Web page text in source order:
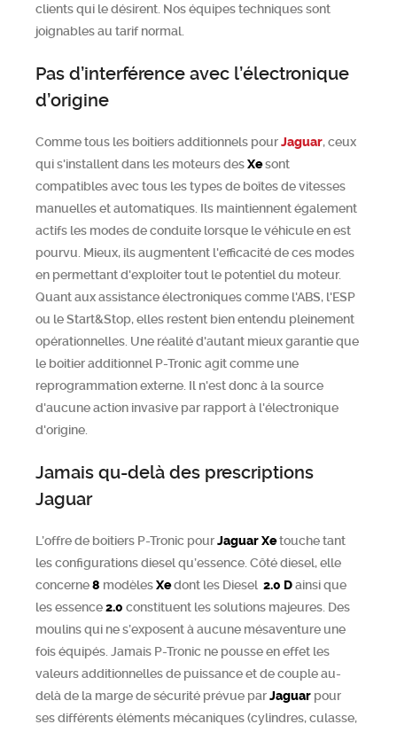
clients qui le désirent. Nos équipes techniques sont
joignables au tarif normal.
Pas d’interférence avec l’électronique
d’origine
Comme tous les boitiers additionnels pourJaguar, ceux
qui s'installent dans les moteurs desXesont
compatibles avec tous les types de boîtes de vitesses
manuelles et automatiques. Ils maintiennent également
actifs les modes de conduite lorsque le véhicule en est
pourvu. Mieux, ils augmentent l'efficacité de ces modes
en permettant d'exploiter tout le potentiel du moteur.
Quant aux assistance électroniques comme l'ABS, l'ESP
ou le Start&Stop, elles restent bien entendu pleinement
opérationnelles. Une réalité d'autant mieux garantie que
le boitier additionnel P-Tronic agit comme une
reprogrammation externe. Il n'est donc à la source
d'aucune action invasive par rapport à l'électronique
d'origine.
Jamais qu-delà des prescriptions
Jaguar
L’offre de boitiers P-Tronic pourJaguarXetouche tant
les configurations diesel qu’essence. Côté diesel, elle
concerne8 modèlesXedont les Diesel 2.0 Dainsi que
les essence2.0 constituent les solutions majeures. Des
moulins qui ne s’exposent à aucune mésaventure une
fois équipés. Jamais P-Tronic ne pousse en effet les
valeurs additionnelles de puissance et de couple au-
delà de la marge de sécurité prévue parJaguar pour
ses différents éléments mécaniques (cylindres, culasse,